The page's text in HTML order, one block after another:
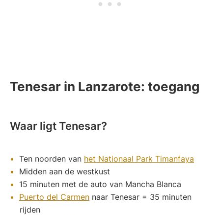
Tenesar in Lanzarote: toegang
Waar ligt Tenesar?
Ten noorden van het Nationaal Park Timanfaya
Midden aan de westkust
15 minuten met de auto van Mancha Blanca
Puerto del Carmen naar Tenesar = 35 minuten
rijden